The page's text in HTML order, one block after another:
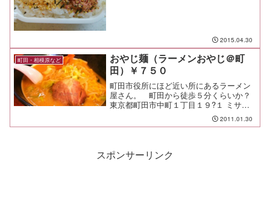
2015.04.30
町田・相模原など
おやじ麺（ラーメンおやじ＠町
田）￥７５０
町田市役所にほど近い所にあるラーメン
屋さん。 町田から徒歩５分くらいか？
東京都町田市中町１丁目１９?１ ミサワ
ビル １Ｆ休日のお昼を外した時間だった
けど、２組くらい待っていたな。 最後
2011.01.30
スポンサーリンク